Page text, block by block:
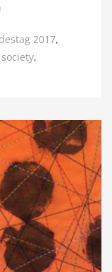
2017,
society,